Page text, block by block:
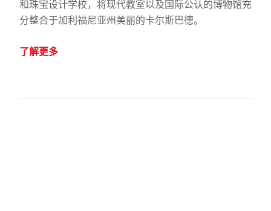
和珠宝设计学校，将现代教室以及国际公认的博物馆充
分整合于加利福尼亚州美丽的卡尔斯巴德。
了解更多